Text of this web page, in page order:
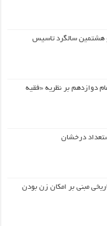
هشتمین سالگرد تاسیس
دوازدهم بر نظریه «فقیه
درخشان
مبنی بر امکان زن بودن